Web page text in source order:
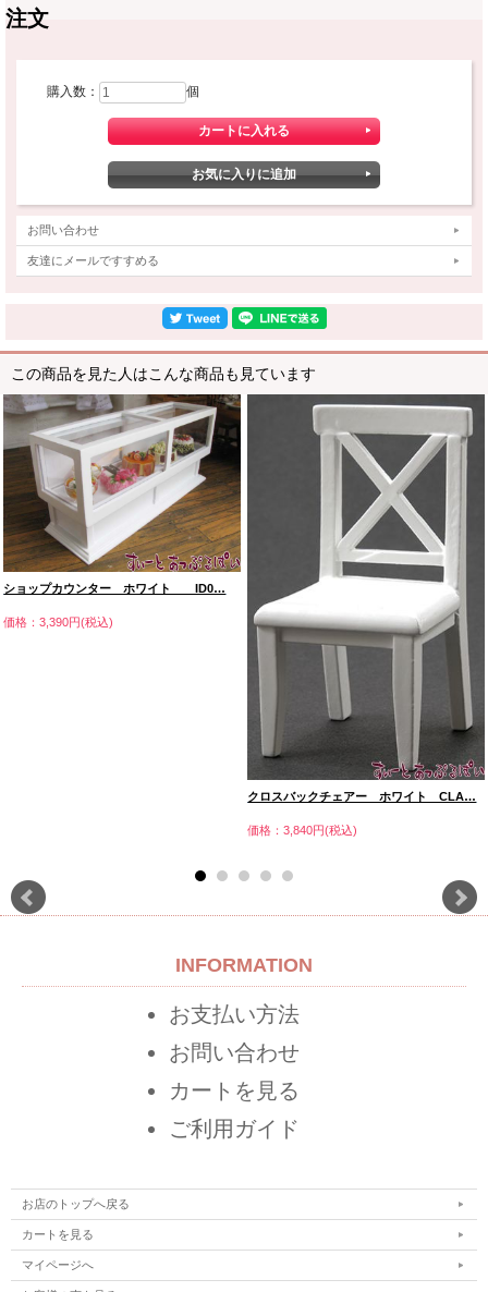
注文
購入数： 個
お問い合わせ
友達にメールですすめる
この商品を見た人はこんな商品も見ています
ショップカウンター ホワイト ID0…
価格：3,390円(税込)
クロスバックチェアー ホワイト CLA…
価格：3,840円(税込)
INFORMATION
お支払い方法
お問い合わせ
カートを見る
ご利用ガイド
お店のトップへ戻る
カートを見る
マイページへ